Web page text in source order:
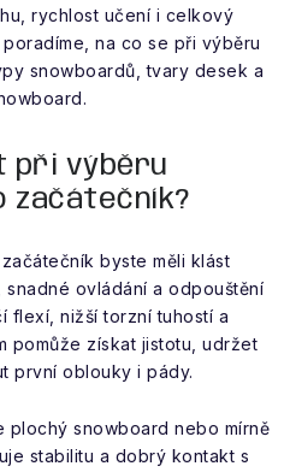
Vrácení a výměna zboží
rychlost učení i celkový
na co se při výběru
snowboardů, tvary desek a
při výběru
začátečník?
byste měli klást
ovládání a odpouštění
flexí, nižší torzní tuhostí a
pomůže získat jistotu, udržet
první oblouky i pády.
plochý snowboard nebo mírně
stabilitu a dobrý kontakt s